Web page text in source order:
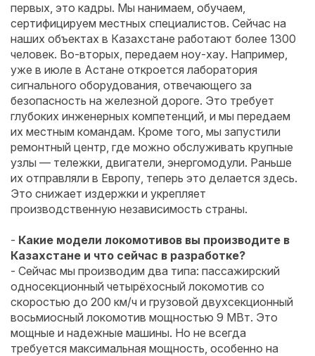
первых, это кадры. Мы нанимаем, обучаем,
сертифицируем местных специалистов. Сейчас на
наших объектах в Казахстане работают более 1300
человек. Во-вторых, передаем ноу-хау. Например,
уже в июле в Астане откроется лаборатория
сигнального оборудования, отвечающего за
безопасность на железной дороге. Это требует
глубоких инженерных компетенций, и мы передаем
их местным командам. Кроме того, мы запустили
ремонтный центр, где можно обслуживать крупные
узлы — тележки, двигатели, энергомодули. Раньше
их отправляли в Европу, теперь это делается здесь.
Это снижает издержки и укрепляет
производственную независимость страны.
- Какие модели локомотивов вы производите в
Казахстане и что сейчас в разработке?
- Сейчас мы производим два типа: пассажирский
односекционный четырёхосный локомотив со
скоростью до 200 км/ч и грузовой двухсекционный
восьмиосный локомотив мощностью 9 МВт. Это
мощные и надежные машины. Но не всегда
требуется максимальная мощность, особенно на